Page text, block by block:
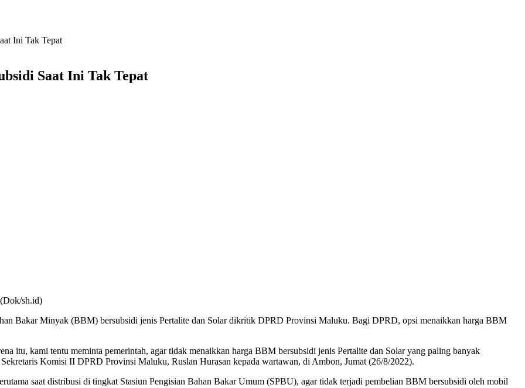
Ini Tak Tepat
Saat Ini Tak Tepat
sh.id)
Bakar Minyak (BBM) bersubsidi jenis Pertalite dan Solar dikritik DPRD Provinsi Maluku. Bagi DPRD, opsi menaikkan harga BBM
itu, kami tentu meminta pemerintah, agar tidak menaikkan harga BBM bersubsidi jenis Pertalite dan Solar yang paling banyak
Komisi II DPRD Provinsi Maluku, Ruslan Hurasan kepada wartawan, di Ambon, Jumat (26/8/2022).
saat distribusi di tingkat Stasiun Pengisian Bahan Bakar Umum (SPBU), agar tidak terjadi pembelian BBM bersubsidi oleh mobil